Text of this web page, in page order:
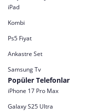
iPad
Kombi
Ps5 Fiyat
Ankastre Set
Samsung Tv
Popüler Telefonlar
iPhone 17 Pro Max
Galaxy S25 Ultra